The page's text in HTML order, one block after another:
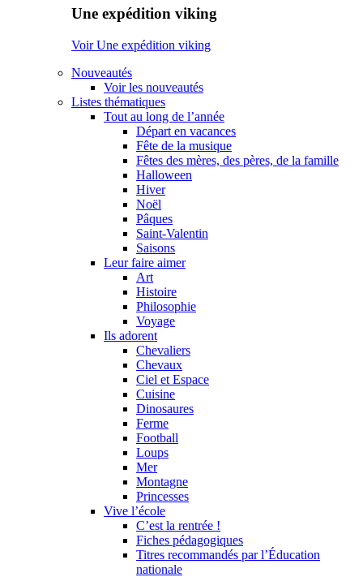
Une expédition viking
Voir Une expédition viking
Nouveautés
Voir les nouveautés
Listes thématiques
Tout au long de l’année
Départ en vacances
Fête de la musique
Fêtes des mères, des pères, de la famille
Halloween
Hiver
Noël
Pâques
Saint-Valentin
Saisons
Leur faire aimer
Art
Histoire
Philosophie
Voyage
Ils adorent
Chevaliers
Chevaux
Ciel et Espace
Cuisine
Dinosaures
Ferme
Football
Loups
Mer
Montagne
Princesses
Vive l’école
C’est la rentrée !
Fiches pédagogiques
Titres recommandés par l’Éducation
nationale